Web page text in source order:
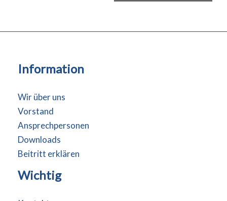
Information
Wir über uns
Vorstand
Ansprechpersonen
Downloads
Beitritt erklären
Wichtig